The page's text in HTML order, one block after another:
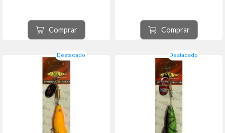
Comprar Comprar
Destacado Destacado